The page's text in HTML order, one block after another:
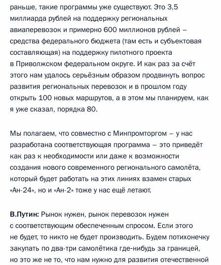
раньше, такие программы уже существуют. Это 3,5
миллиарда рублей на поддержку региональных
авиаперевозок и примерно 600 миллионов рублей –
средства федерального бюджета (там есть и субъектовая
составляющая) на поддержку пилотного проекта
в Приволжском федеральном округе. И как раз за счёт
этого нам удалось серьёзным образом продвинуть вопрос
развития региональных перевозок и в прошлом году
открыть 100 новых маршрутов, а в этом мы планируем, как
я уже сказал, порядка 80.
Мы полагаем, что совместно с Минпромторгом – у нас
разработана соответствующая программа – это приведёт
как раз к необходимости или даже к возможности
создания нового современного регионального самолёта,
который будет работать на этих линиях взамен старых
«Ан-24», но и «Ан-2» тоже у нас ещё летают.
В.Путин: Рынок нужен, рынок перевозок нужен
с соответствующим обеспеченным спросом. Если этого
не будет, то никто не будет производить. Будем потихонечку
закупать по два-три самолётика где‑нибудь за границей,
но это же не то, что нам нужно для развития отечественной